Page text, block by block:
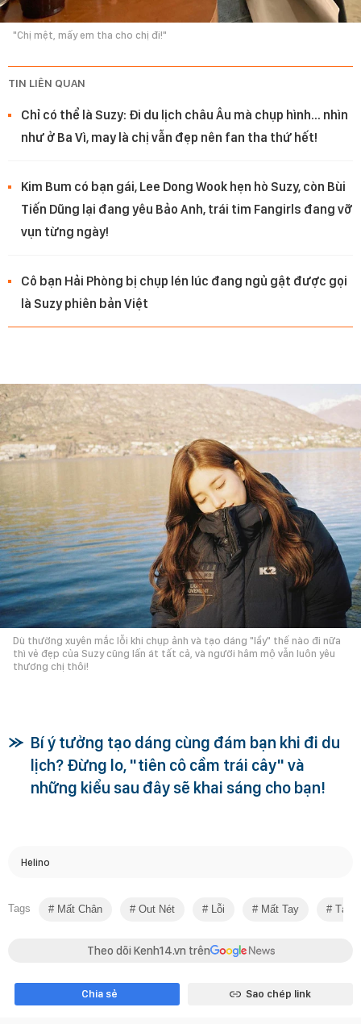
"Chị mệt, mấy em tha cho chị đi!"
TIN LIÊN QUAN
Chỉ có thể là Suzy: Đi du lịch châu Âu mà chụp hình... nhìn
như ở Ba Vì, may là chị vẫn đẹp nên fan tha thứ hết!
Kim Bum có bạn gái, Lee Dong Wook hẹn hò Suzy, còn Bùi
Tiến Dũng lại đang yêu Bảo Anh, trái tim Fangirls đang vỡ
vụn từng ngày!
Cô bạn Hải Phòng bị chụp lén lúc đang ngủ gật được gọi
là Suzy phiên bản Việt
Dù thường xuyên mắc lỗi khi chụp ảnh và tạo dáng "lầy" thế nào đi nữa
thì vẻ đẹp của Suzy cũng lấn át tất cả, và người hâm mộ vẫn luôn yêu
thương chị thôi!
Bí ý tưởng tạo dáng cùng đám bạn khi đi du
lịch? Đừng lo, "tiên cô cầm trái cây" và
những kiểu sau đây sẽ khai sáng cho bạn!
Helino
Tags Mất Chân Out Nét Lỗi Mất Tay Tạo
Theo dõi Kenh14.vn trên
Chia sẻ Sao chép link